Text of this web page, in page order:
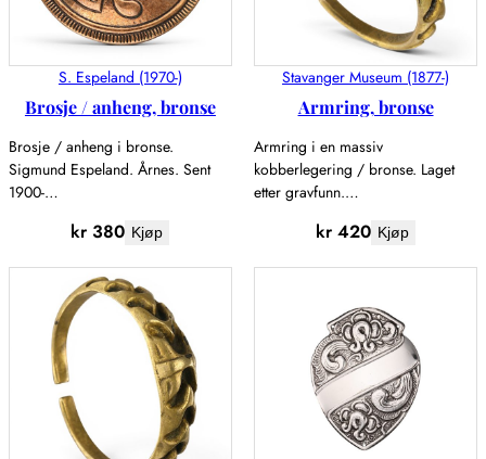
S. Espeland (1970-)
Brosje / anheng, bronse
Brosje / anheng i bronse.
Sigmund Espeland. Årnes. Sent
1900-…
kr 380 Kjøp
Stavanger Museum (1877-)
Armring, bronse
Armring i en massiv
kobberlegering / bronse. Laget
etter gravfunn.…
kr 420 Kjøp